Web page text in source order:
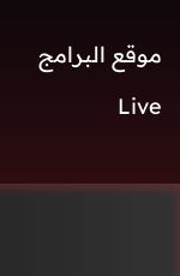
موقع البرامج
Live